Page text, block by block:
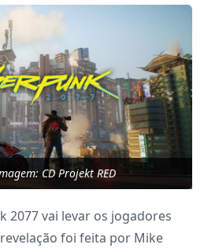
CD Projekt RED
2077 vai levar os jogadores
foi feita por Mike